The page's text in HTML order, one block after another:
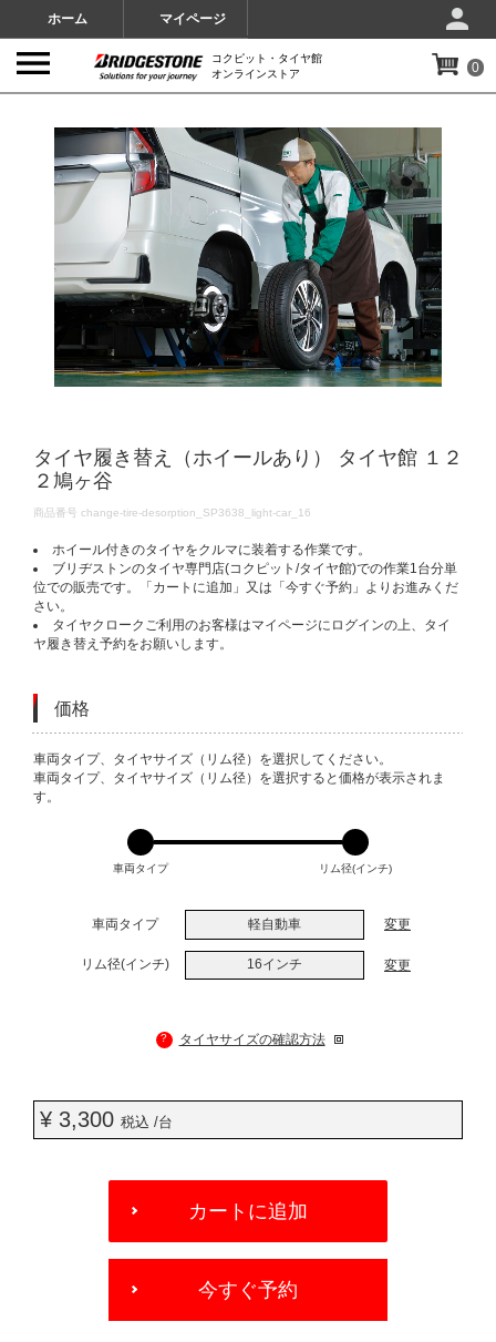
ホーム マイページ
コクピット・タイヤ館
オンラインストア
0
タイヤ履き替え（ホイールあり） タイヤ館 １２
２鳩ヶ谷
DETAILS
商品番号 change-tire-desorption_SP3638_light-car_16
ホイール付きのタイヤをクルマに装着する作業です。
ブリヂストンのタイヤ専門店(コクピット/タイヤ館)での作業1台分単
位での販売です。「カートに追加」又は「今すぐ予約」よりお進みくだ
さい。
タイヤクロークご利用のお客様はマイページにログインの上、タイ
ヤ履き替え予約をお願いします。
価格
VARIATIONS
車両タイプ、タイヤサイズ（リム径）を選択してください。
車両タイプ、タイヤサイズ（リム径）を選択すると価格が表示されま
す。
車両タイプ リム径(インチ)
車両タイプ 軽自動車 変更
リム径(インチ) 16インチ 変更
? タイヤサイズの確認方法
¥ 3,300 税込 /台
OPTIONS
カートに追加
今すぐ予約